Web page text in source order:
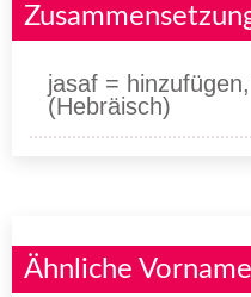
jasaf =
(Hebräisch)
Ähnliche